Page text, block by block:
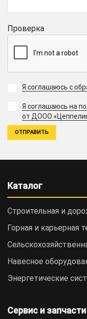
Проверка
Я соглашаюсь с
Я соглашаюсь на
от ДООО
Каталог
Строительная и
Горная и карьерная
Навесное
Энергетические
Сервис и запчасти